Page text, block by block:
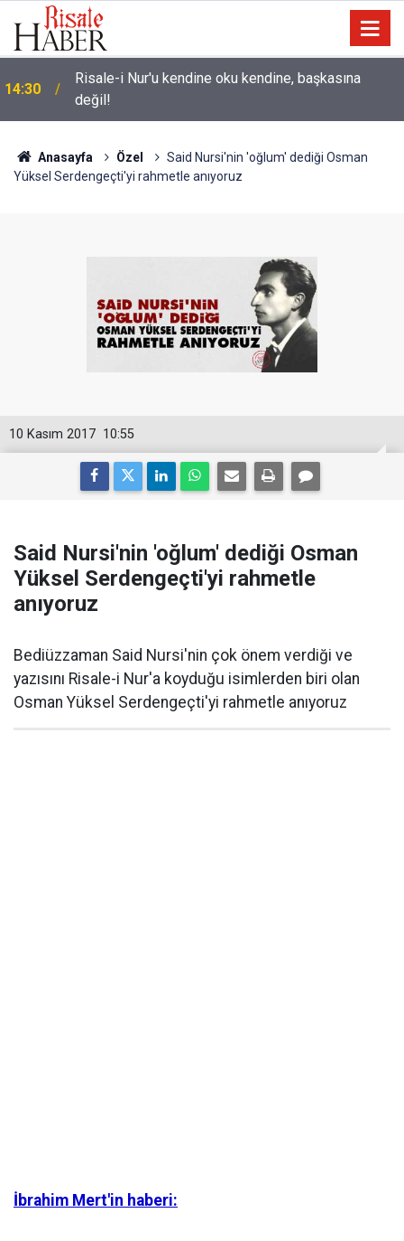
14:30
Risale-i Nur'u kendine oku kendine, başkasına
değil!
Anasayfa Özel
Said Nursi'nin 'oğlum' dediği Osman
Yüksel Serdengeçti'yi rahmetle anıyoruz
10:55
10 Kasım 2017
Said Nursi'nin 'oğlum' dediği Osman
Yüksel Serdengeçti'yi rahmetle
anıyoruz
Bediüzzaman Said Nursi'nin çok önem verdiği ve
yazısını Risale-i Nur'a koyduğu isimlerden biri olan
Osman Yüksel Serdengeçti'yi rahmetle anıyoruz
İbrahim Mert'in haberi: